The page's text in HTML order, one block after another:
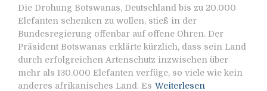
Die Drohung Botswanas, Deutschland bis zu 20.000
Elefanten schenken zu wollen, stieß in der
Bundesregierung offenbar auf offene Ohren. Der
Präsident Botswanas erklärte kürzlich, dass sein Land
durch erfolgreichen Artenschutz inzwischen über
mehr als 130.000 Elefanten verfüge, so viele wie kein
anderes afrikanisches Land. Es Weiterlesen